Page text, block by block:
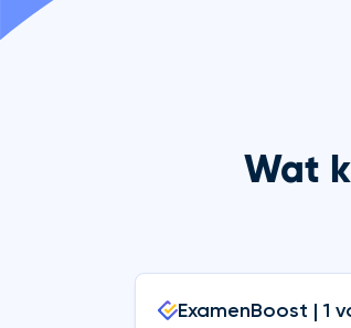
Wat
ExamenBoost | 1